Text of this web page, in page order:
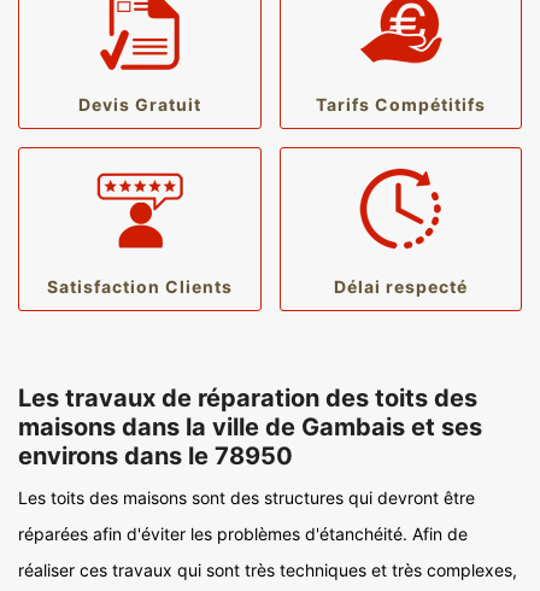
Devis Gratuit Tarifs Compétitifs
Satisfaction Clients Délai respecté
Les travaux de réparation des toits des
maisons dans la ville de Gambais et ses
environs dans le 78950
Les toits des maisons sont des structures qui devront être
réparées afin d'éviter les problèmes d'étanchéité. Afin de
réaliser ces travaux qui sont très techniques et très complexes,